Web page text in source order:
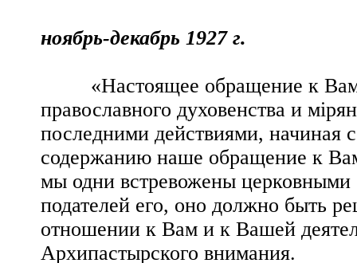
ноябрь-декабрь 1927 г.
«Настоящее обращение к Вам
православного духовенства и
последними действиями, начиная
содержанию наше обращение к
мы одни встревожены
подателей его, оно должно быть
отношении к Вам и к Вашей
Архипастырского внимания.